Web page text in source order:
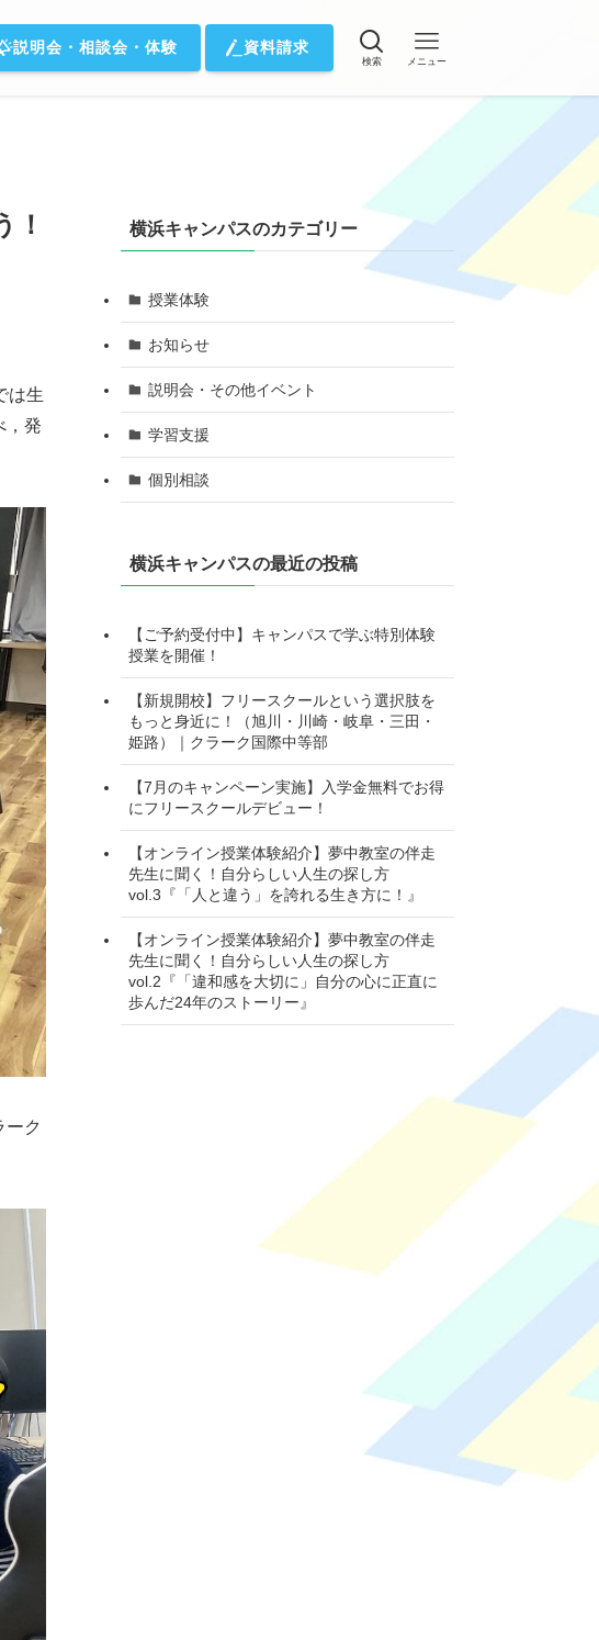
説明会・相談会・体験 資料請求
検索 メニュー
！
は生
，発
ク
横浜キャンパスのカテゴリー
授業体験
お知らせ
説明会・その他イベント
学習支援
個別相談
横浜キャンパスの最近の投稿
【ご予約受付中】キャンパスで学ぶ特別体験
授業を開催！
【新規開校】フリースクールという選択肢を
もっと身近に！（旭川・川崎・岐阜・三田・
姫路）｜クラーク国際中等部
【7月のキャンペーン実施】入学金無料でお得
にフリースクールデビュー！
【オンライン授業体験紹介】夢中教室の伴走
先生に聞く！自分らしい人生の探し方
vol.3『「人と違う」を誇れる生き方に！』
【オンライン授業体験紹介】夢中教室の伴走
先生に聞く！自分らしい人生の探し方
vol.2『「違和感を大切に」自分の心に正直に
歩んだ24年のストーリー』